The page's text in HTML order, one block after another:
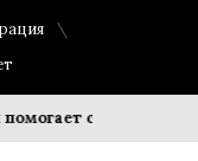
сохранить